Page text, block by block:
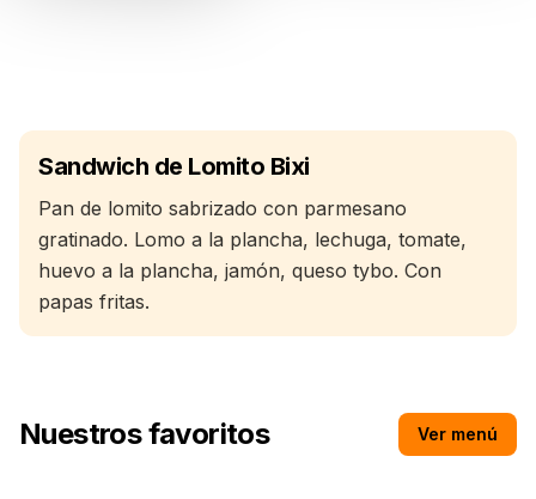
Sandwich de Lomito Bixi
Pan de lomito sabrizado con parmesano
gratinado. Lomo a la plancha, lechuga, tomate,
huevo a la plancha, jamón, queso tybo. Con
papas fritas.
Nuestros favoritos
Ver menú